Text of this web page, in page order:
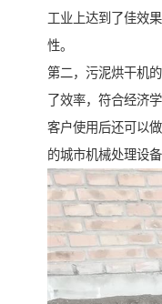
工业上达到了佳效
性。
第二，污泥烘干机
了效率，符合经济
客户使用后还可以
的城市机械处理设备